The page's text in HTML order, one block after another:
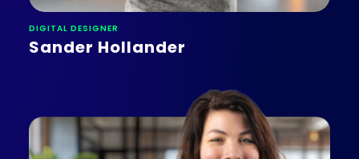
DIGITAL DESIGNER
Sander Hollander